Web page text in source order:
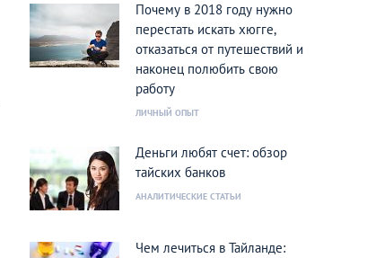
Почему в 2018 году нужно
перестать искать хюгге,
отказаться от путешествий и
наконец полюбить свою
работу
ЛИЧНЫЙ ОПЫТ
Деньги любят счет: обзор
тайских банков
АНАЛИТИЧЕСКИЕ СТАТЬИ
Чем лечиться в Тайланде: